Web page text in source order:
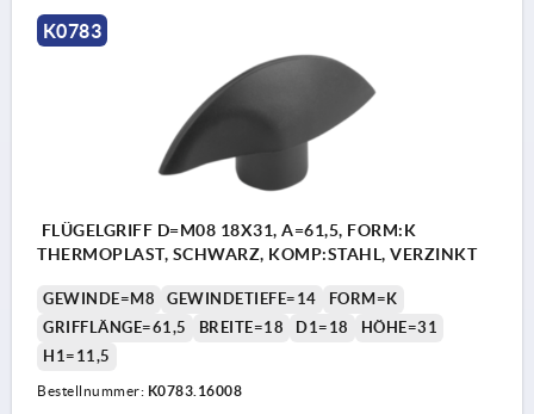
K0783
FLÜGELGRIFF D=M08 18X31, A=61,5, FORM:K
THERMOPLAST, SCHWARZ, KOMP:STAHL, VERZINKT
GEWINDE=M8 GEWINDETIEFE=14
FORM=K
GRIFFLÄNGE=61,5
BREITE=18 D1=18
HÖHE=31
H1=11,5
Bestellnummer: K0783.16008